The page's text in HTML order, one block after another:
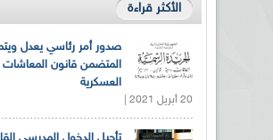
الأكثر قراءة
صدور أمر رئاسي يعدل
المتضمن قانون المعاشات
العسكرية
20 أبريل 2021 |